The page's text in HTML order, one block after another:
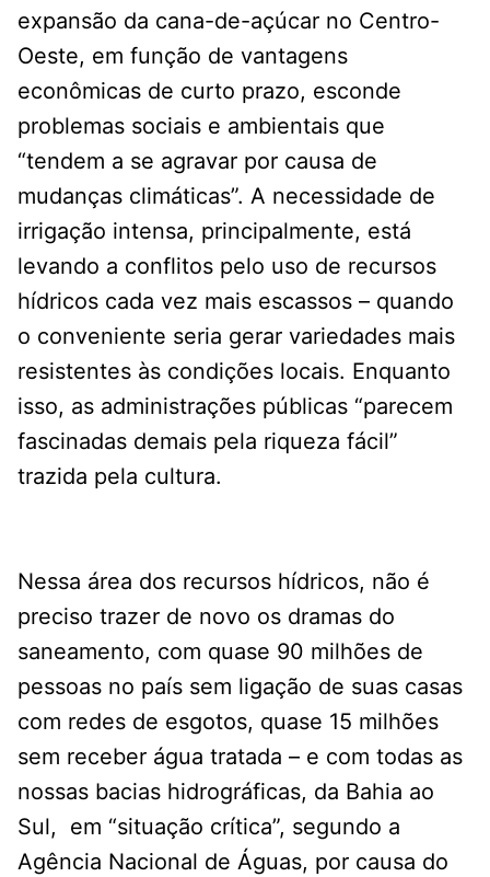
expansão da cana-de-açúcar no Centro-
Oeste, em função de vantagens
econômicas de curto prazo, esconde
problemas sociais e ambientais que
“tendem a se agravar por causa de
mudanças climáticas”. A necessidade de
irrigação intensa, principalmente, está
levando a conflitos pelo uso de recursos
hídricos cada vez mais escassos – quando
o conveniente seria gerar variedades mais
resistentes às condições locais. Enquanto
isso, as administrações públicas “parecem
fascinadas demais pela riqueza fácil”
trazida pela cultura.
Nessa área dos recursos hídricos, não é
preciso trazer de novo os dramas do
saneamento, com quase 90 milhões de
pessoas no país sem ligação de suas casas
com redes de esgotos, quase 15 milhões
sem receber água tratada – e com todas as
nossas bacias hidrográficas, da Bahia ao
Sul, em “situação crítica”, segundo a
Agência Nacional de Águas, por causa do